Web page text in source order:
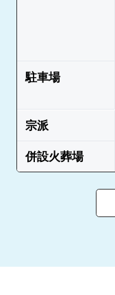
駐車場
宗派
併設火葬場